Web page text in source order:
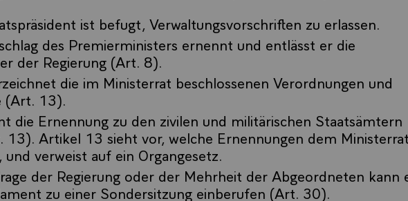
ist befugt, Verwaltungsvorschriften zu erlassen.
des Premierministers ernennt und entlässt er die
der Regierung (Art. 8).
die im Ministerrat beschlossenen Verordnungen und
(Art. 13).
die Ernennung zu den zivilen und militärischen Staatsämtern
13). Artikel 13 sieht vor, welche Ernennungen dem Ministerrat
und verweist auf ein Organgesetz.
der Regierung oder der Mehrheit der Abgeordneten kann
zu einer Sondersitzung einberufen (Art. 30).